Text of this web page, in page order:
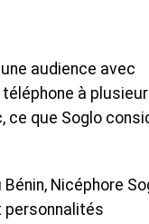
audience avec
à
que Soglo
Nicéphore
personnalités